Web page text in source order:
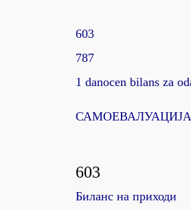
603
787
1 danocen bilans za
САМОЕВАЛУАЦИЈА
603
Биланс на приходи